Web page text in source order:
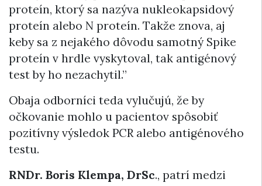
proteín, ktorý sa nazýva nukleokapsidový
proteín alebo N proteín. Takže znova, aj
keby sa z nejakého dôvodu samotný Spike
proteín v hrdle vyskytoval, tak antigénový
test by ho nezachytil.”
Obaja odborníci teda vylučujú, že by
očkovanie mohlo u pacientov spôsobiť
pozitívny výsledok PCR alebo antigénového
testu.
RNDr. Boris Klempa, DrSc., patrí medzi